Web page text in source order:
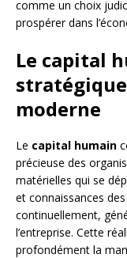
comme un choix
prospérer dans
Le capital
moderne
Le capital humain
précieuse des
matérielles qui se
et connaissances
continuellement,
l’entreprise. Cette
profondément la